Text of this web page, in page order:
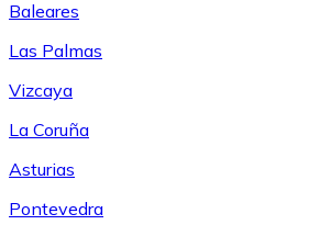
Baleares
Las Palmas
Vizcaya
La Coruña
Asturias
Pontevedra